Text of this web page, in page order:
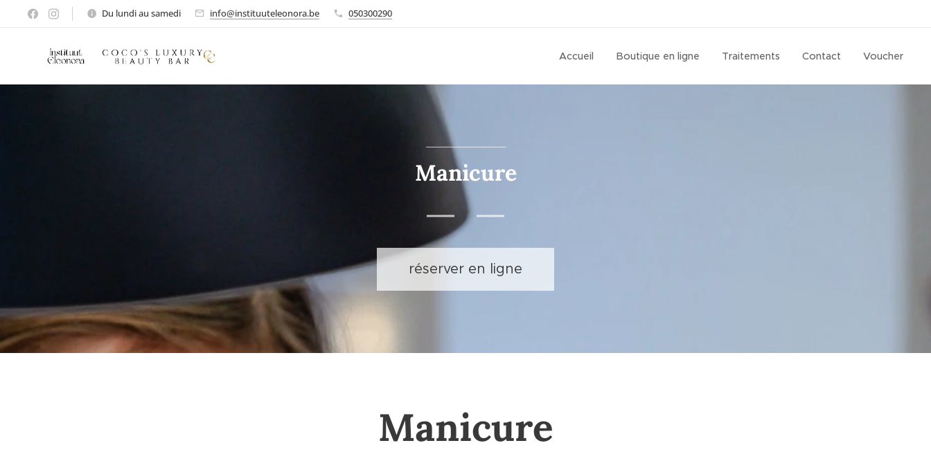
Du lundi au samedi info@instituuteleonora.be 050300290
Accueil Boutique en ligne Traitements Contact Voucher
Manicure
réserver en ligne
Manicure